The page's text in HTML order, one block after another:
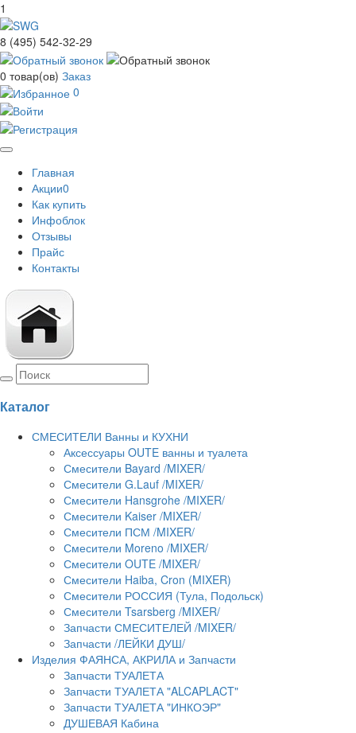
1
8 (495) 542-32-29
0 товар(ов) Заказ
0
Toggle
navigation
Главная
Акции0
Как купить
Инфоблок
Отзывы
Прайс
Контакты
Каталог
СМЕСИТЕЛИ Ванны и КУХНИ
Аксессуары OUTE ванны и туалета
Смесители Bayard /MIXER/
Смесители G.Lauf /MIXER/
Смесители Hansgrohe /MIXER/
Смесители Kaiser /MIXER/
Смесители ПСМ /MIXER/
Смесители Moreno /MIXER/
Смесители OUTE /MIXER/
Смесители Haiba, Cron (MIXER)
Смесители РОССИЯ (Тула, Подольск)
Смесители Tsarsberg /MIXER/
Запчасти СМЕСИТЕЛЕЙ /MIXER/
Запчасти /ЛЕЙКИ ДУШ/
Изделия ФАЯНСА, АКРИЛА и Запчасти
Запчасти ТУАЛЕТА
Запчасти ТУАЛЕТА "ALCAPLACT"
Запчасти ТУАЛЕТА "ИНКОЭР"
ДУШЕВАЯ Кабина